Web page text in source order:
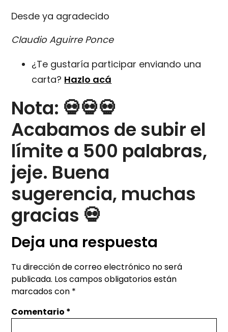
Desde ya agradecido
Claudio Aguirre Ponce
¿Te gustaría participar enviando una
carta? Hazlo acá
Nota: 💀💀💀
Acabamos de subir el
límite a 500 palabras,
jeje. Buena
sugerencia, muchas
gracias 💀
Deja una respuesta
Tu dirección de correo electrónico no será
publicada. Los campos obligatorios están
marcados con *
Comentario *